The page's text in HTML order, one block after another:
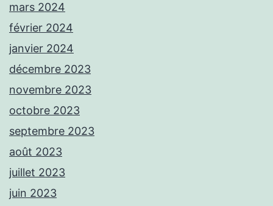
mars 2024
février 2024
janvier 2024
décembre 2023
novembre 2023
octobre 2023
septembre 2023
août 2023
juillet 2023
juin 2023